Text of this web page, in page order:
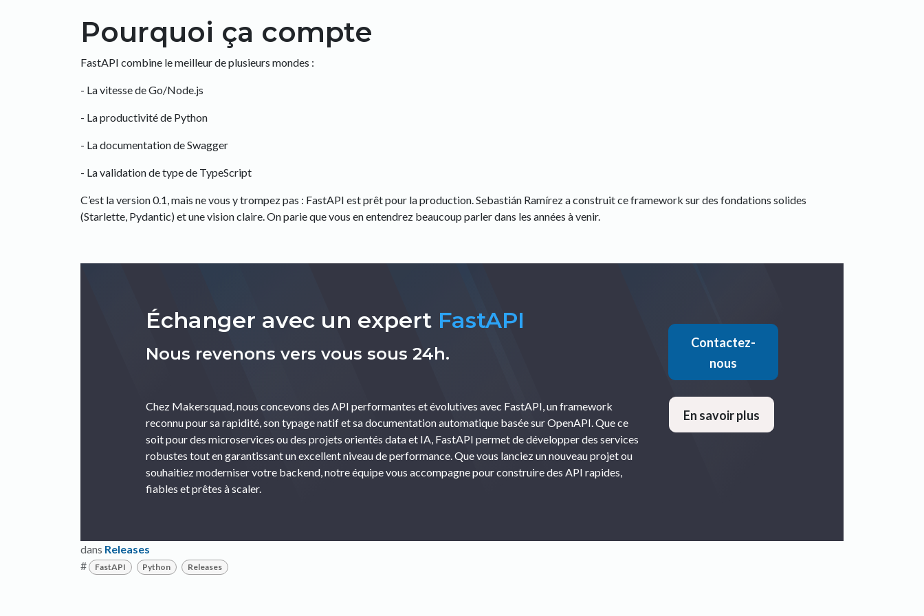
Pourquoi ça compte
FastAPI combine le meilleur de plusieurs mondes :
- La vitesse de Go/Node.js
- La productivité de Python
- La documentation de Swagger
- La validation de type de TypeScript
C’est la version 0.1, mais ne vous y trompez pas : FastAPI est prêt pour la production. Sebastián Ramírez a construit ce framework sur des fondations solides
(Starlette, Pydantic) et une vision claire. On parie que vous en entendrez beaucoup parler dans les années à venir.
Échanger avec un expert FastAPI
Nous revenons vers vous sous 24h.
Chez Makersquad, nous concevons des API performantes et évolutives avec FastAPI, un framework
reconnu pour sa rapidité, son typage natif et sa documentation automatique basée sur OpenAPI. Que ce
soit pour des microservices ou des projets orientés data et IA, FastAPI permet de développer des services
robustes tout en garantissant un excellent niveau de performance. Que vous lanciez un nouveau projet ou
souhaitiez moderniser votre backend, notre équipe vous accompagne pour construire des API rapides,
fiables et prêtes à scaler.
Contactez-
nous
En savoir plus
dans Releases
#
FastAPI Python Releases